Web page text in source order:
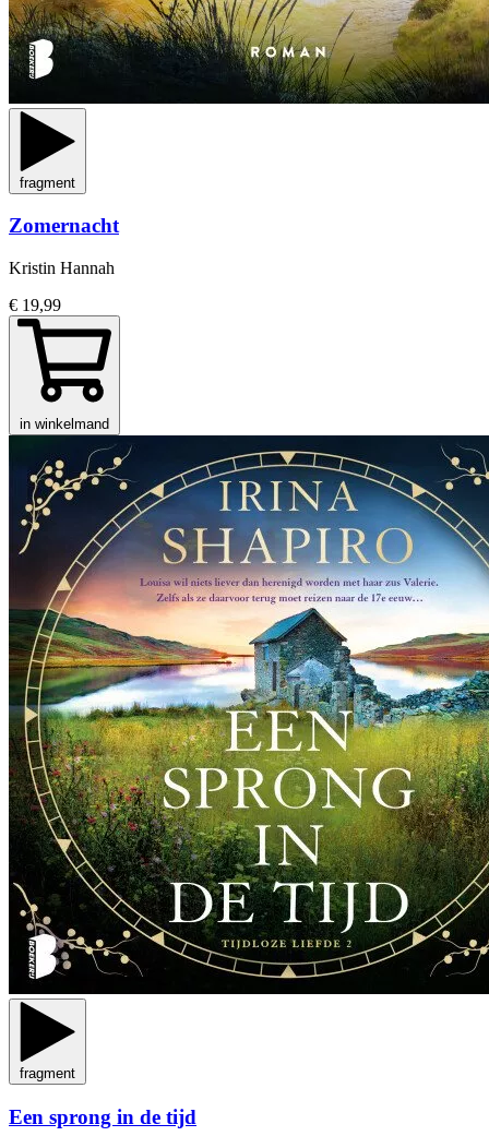
fragment
Zomernacht
Kristin Hannah
€ 19,99
in winkelmand
fragment
Een sprong in de tijd